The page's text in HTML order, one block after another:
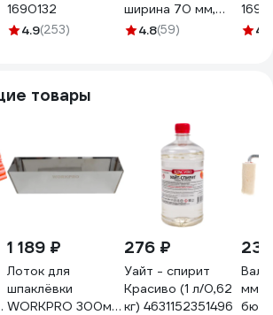
1690132
4.9(253)
ширина 70 мм,
толщина 12 мм,
4.8(59)
4.9
товары
1 189 ₽
Лоток для
шпаклёвки
WORKPRO 300мм,
276 ₽
Уайт - спирит
Красиво (1 л/0,62
кг) 4631152351496
мм,